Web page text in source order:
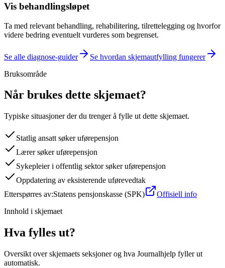
Vis behandlingsløpet
Ta med relevant behandling, rehabilitering, tilrettelegging og hvorfor
videre bedring eventuelt vurderes som begrenset.
Se alle diagnose-guider
Se hvordan skjemautfylling fungerer
Bruksområde
Når brukes dette skjemaet?
Typiske situasjoner der du trenger å fylle ut dette skjemaet.
Statlig ansatt søker uførepensjon
Lærer søker uførepensjon
Sykepleier i offentlig sektor søker uførepensjon
Oppdatering av eksisterende uførevedtak
Etterspørres av:Statens pensjonskasse (SPK)
Offisiell info
Innhold i skjemaet
Hva fylles ut?
Oversikt over skjemaets seksjoner og hva Journalhjelp fyller ut
automatisk.